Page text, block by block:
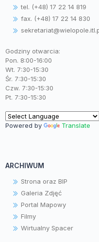
tel. (+48) 17 22 14 819
fax. (+48) 17 22 14 830
Godziny otwarcia:
Pon. 8:00-16:00
Wt. 7:30-15:30
Śr. 7:30-15:30
Czw. 7:30-15:30
Pt. 7:30-15:30
Powered by Translate
ARCHIWUM
Strona oraz BIP
Galeria Zdjęć
Portal Mapowy
Filmy
Wirtualny Spacer